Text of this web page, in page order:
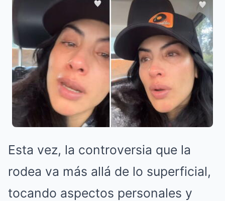
Esta vez, la controversia que la
rodea va más allá de lo superficial,
tocando aspectos personales y